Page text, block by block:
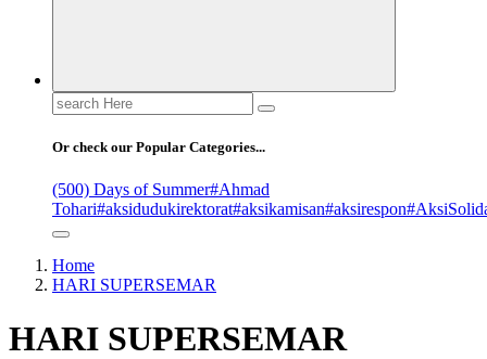
Or check our Popular Categories...
(500) Days of Summer#Ahmad
Tohari#aksidudukirektorat#aksikamisan#aksirespon
Home
HARI SUPERSEMAR
HARI SUPERSEMAR